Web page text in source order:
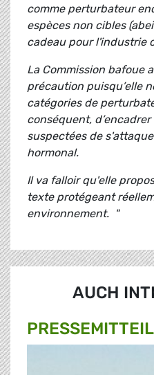
comme perturbateur
espèces non cibles
cadeau pour l'industrie
La Commission bafoue
précaution puisqu’elle
catégories de
conséquent,
suspectées de
hormonal.
Il va falloir qu'elle
texte protégeant
environnement. "
AUCH